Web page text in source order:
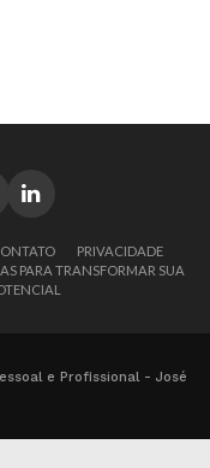
PRIVACIDADE
PARA TRANSFORMAR SUA
e Profissional - José